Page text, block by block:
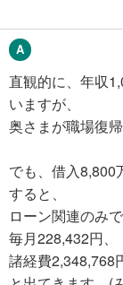
直観的に、年収
いますが、
奥さまが職場復
でも、借入8,800
すると、
ローン関連のみで
毎月228,432円、
諸経費2,348,768